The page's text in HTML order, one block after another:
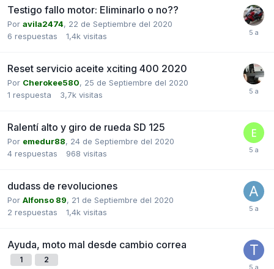
Testigo fallo motor: Eliminarlo o no??
Por avila2474, 22 de Septiembre del 2020
6 respuestas 1,4k visitas
Reset servicio aceite xciting 400 2020
Por Cherokee580, 25 de Septiembre del 2020
1 respuesta 3,7k visitas
Ralentí alto y giro de rueda SD 125
Por emedur88, 24 de Septiembre del 2020
4 respuestas 968 visitas
dudass de revoluciones
Por Alfonso 89, 21 de Septiembre del 2020
2 respuestas 1,4k visitas
Ayuda, moto mal desde cambio correa
1 2